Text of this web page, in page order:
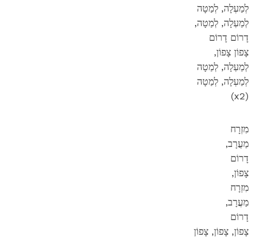
לְמַעְלָה, לְמַטָה
,לְמַעְלָה, לְמַטָה
דָרוֹם דָרוֹם
,צָפוֹן צָפוֹן
לְמַעְלָה, לְמַטָה
לְמַעְלָה, לְמַטָה
(x2)
מִזְרָח
,מַעֲרָב
דָרוֹם
,צָפוֹן
מִזְרָח
,מַעֲרָב
דָרוֹם
צָפוֹן, צָפוֹן, צָפוֹן